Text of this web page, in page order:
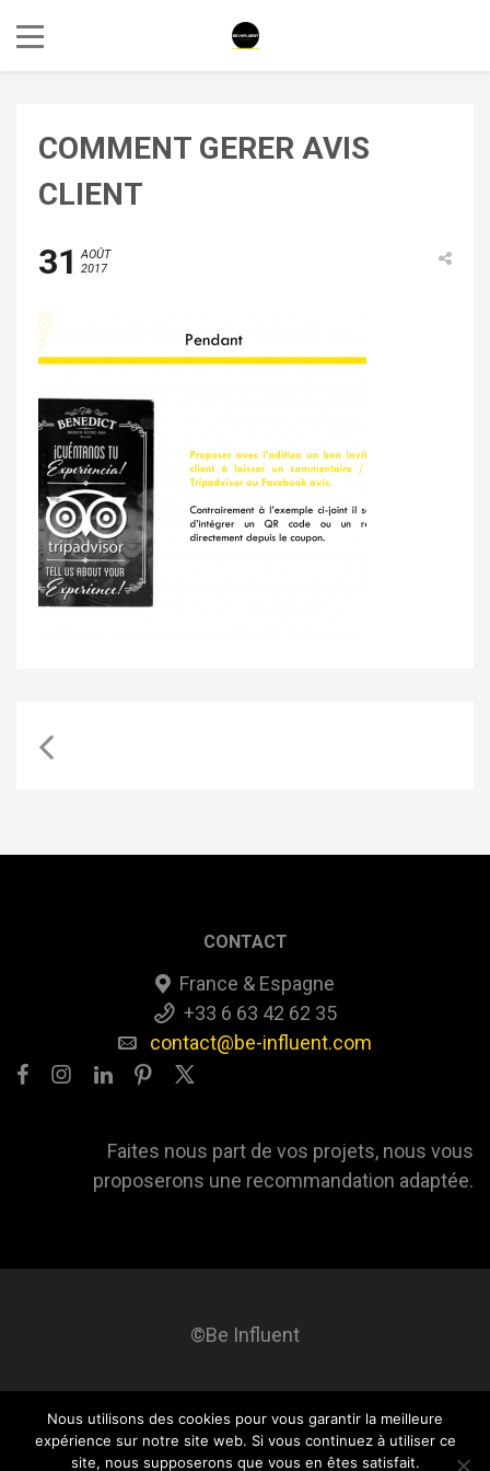
COMMENT GERER AVIS
CLIENT
31
AOÛT
2017
CONTACT
France & Espagne
+33 6 63 42 62 35
contact@be-influent.com
Faites nous part de vos projets, nous vous
proposerons une recommandation adaptée.
©Be Influent
Be influent A propos Blog Contact Mentions légales
Nous utilisons des cookies pour vous garantir la meilleure
expérience sur notre site web. Si vous continuez à utiliser ce
site, nous supposerons que vous en êtes satisfait.